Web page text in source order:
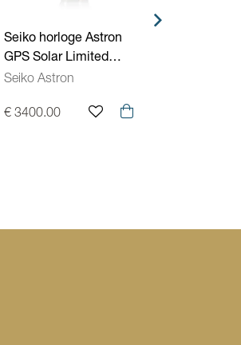
Seiko horloge Astron
GPS Solar Limited
Edition SSH186J1
Seiko Astron
€ 3400.00